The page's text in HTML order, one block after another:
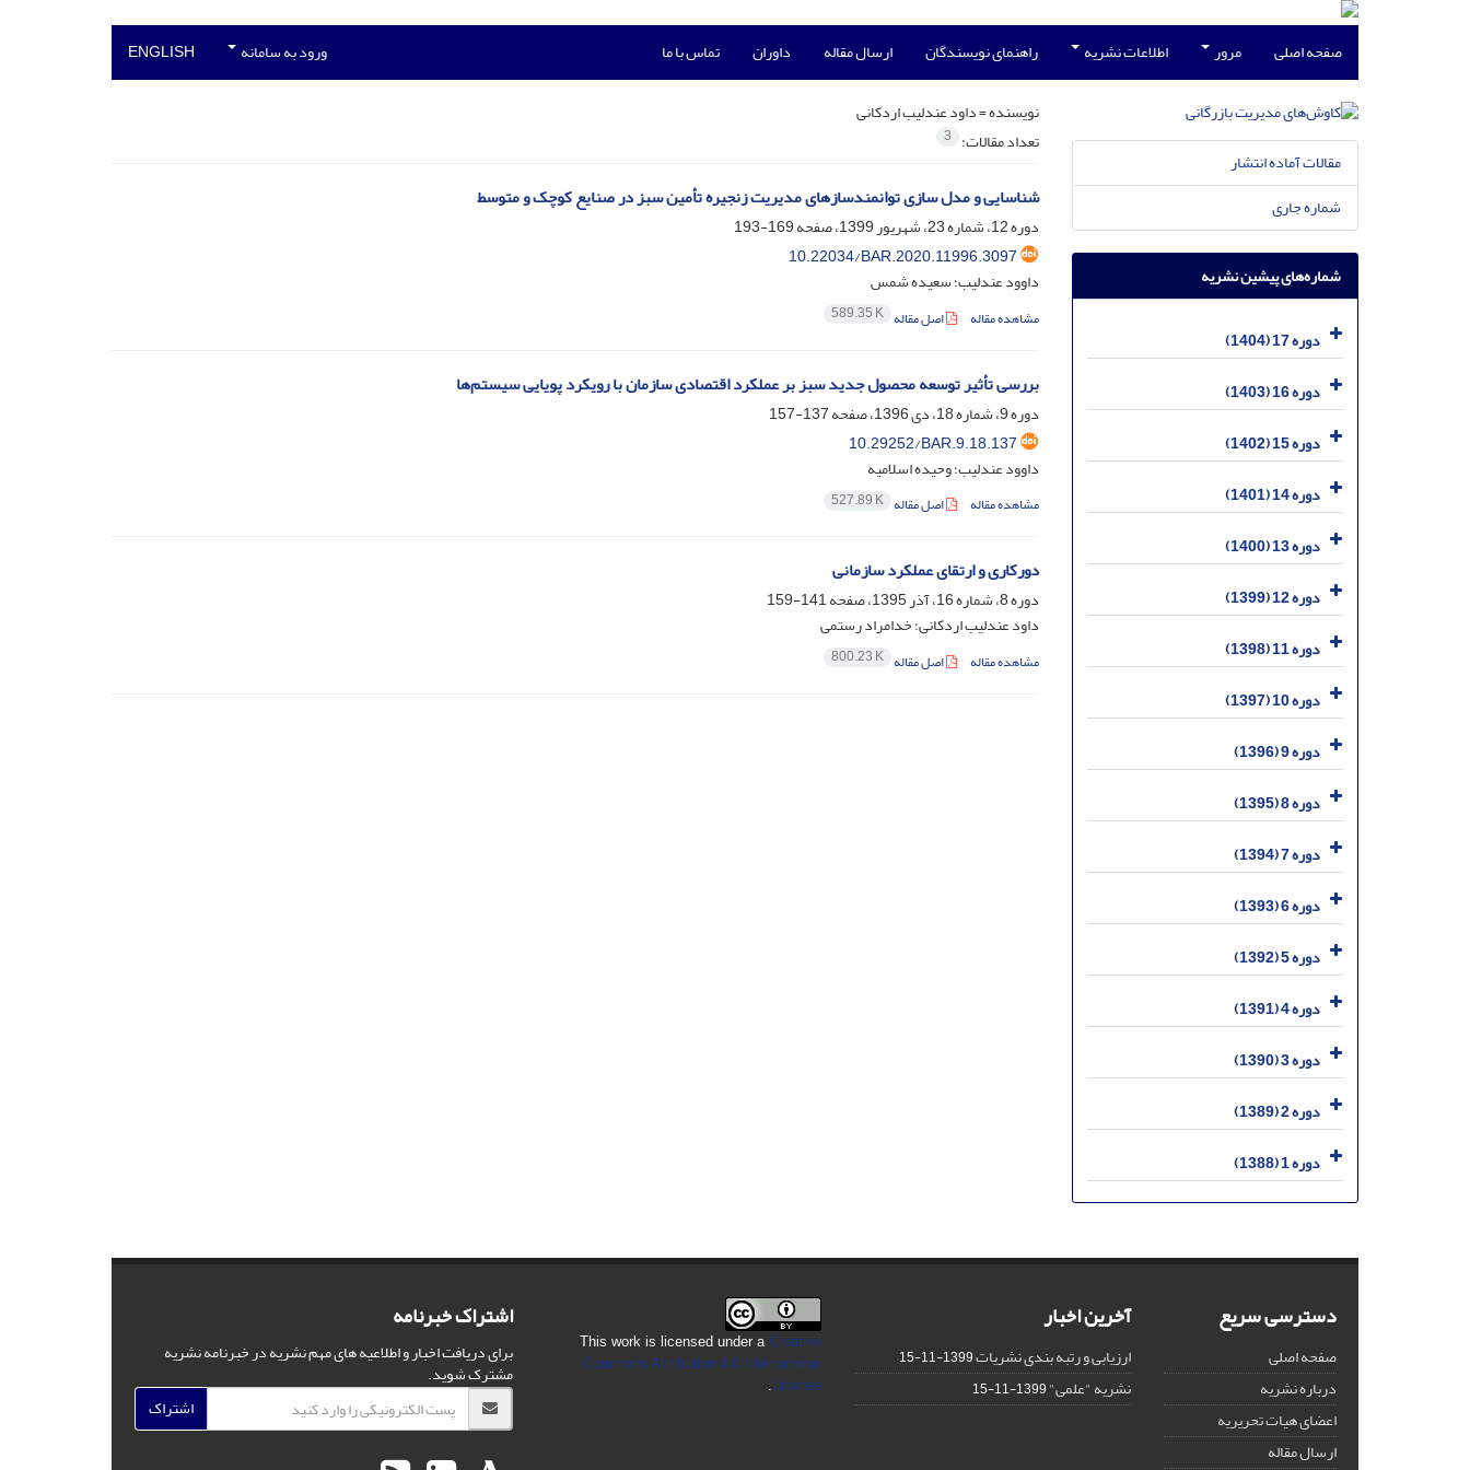
صفحه اصلی مرور اطلاعات نشریه راهنمای نویسندگان ارسال مقاله داوران تماس با ما ورود به سامانه ENGLISH
نویسنده =داود عندلیب اردکانی
تعداد مقالات: 3
شناسایی و مدل سازی توانمندسازهای مدیریت زنجیره تأمین سبز در صنایع کوچک و متوسط
دوره 12، شماره 23، شهریور 1399، صفحه
169-193
10.22034/BAR.2020.11996.3097
داوود عندلیب؛ سعیده شمس
مشاهده مقاله اصل مقاله 589.35 K
بررسی تأثیر توسعه محصول جدید سبز بر عملکرد اقتصادی سازمان با رویکرد پویایی سیستم‌ها
دوره 9، شماره 18، دی 1396، صفحه
137-157
10.29252/BAR.9.18.137
داوود عندلیب؛ وحیده اسلامیه
مشاهده مقاله اصل مقاله 527.89 K
دورکاری و ارتقای عملکرد سازمانی
دوره 8، شماره 16، آذر 1395، صفحه
141-159
داود عندلیب اردکانی؛ خدامراد رستمی
مشاهده مقاله اصل مقاله 800.23 K
مقالات آماده انتشار
شماره جاری
شماره‌های پیشین نشریه
دوره 17 (1404)
دوره 16 (1403)
دوره 15 (1402)
دوره 14 (1401)
دوره 13 (1400)
دوره 12 (1399)
دوره 11 (1398)
دوره 10 (1397)
دوره 9 (1396)
دوره 8 (1395)
دوره 7 (1394)
دوره 6 (1393)
دوره 5 (1392)
دوره 4 (1391)
دوره 3 (1390)
دوره 2 (1389)
دوره 1 (1388)
دسترسی سریع
صفحه اصلی
درباره نشریه
اعضای هیات تحریریه
ارسال مقاله
آخرین اخبار
ارزیابی و رتبه بندی نشریات1399-11-15
نشریه "علمی"1399-11-15
This work is licensed under aCreative
Commons Attribution 4.0 International
License
.
اشتراک خبرنامه
برای دریافت اخبار و اطلاعیه های مهم نشریه در خبرنامه نشریه
مشترک شوید.
اشتراک